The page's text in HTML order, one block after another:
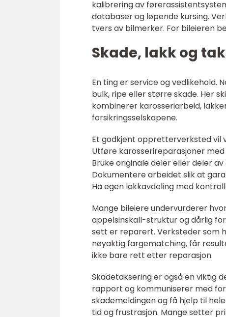
kalibrering av
databaser og løpende kursing.
tvers av bilmerker. For bileieren
Skade, lakk og
En ting er service og vedlikehold.
bulk, ripe eller større skade. Her
kombinerer karosseriarbeid,
forsikringsselskapene.
Et godkjent oppretterverksted vil
Utføre karosserireparasjoner
Bruke originale deler eller deler
Dokumentere arbeidet slik at
Ha egen lakkavdeling med
Mange bileiere undervurderer
appelsinskall-struktur og dårlig
sett er reparert. Verksteder som
nøyaktig fargematching, får
ikke bare rett etter reparasjon.
Skadetaksering er også en viktig
rapport og kommuniserer med
skademeldingen og få hjelp til
tid og frustrasjon. Mange setter